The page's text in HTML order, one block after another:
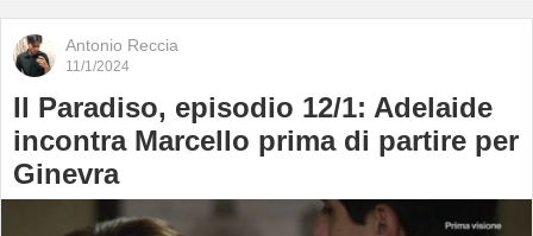
Antonio Reccia
11/1/2024
Il Paradiso, episodio 12/1: Adelaide
incontra Marcello prima di partire per
Ginevra